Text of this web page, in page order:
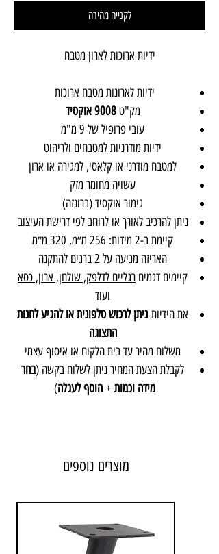
לקנייה מהירה
ידיות ארוכות לארון מטבח
ידיות לארונות מטבח ארוכות
מק"ט9008 אוקסיד
עובי פרופיל של 9 מ"מ
ידיות מודרניות למטבחים ולריהוט
למטבח מודרני או קלאסי, למגירה או ארון
עשויה מחומר מזק
גימור אוקסיד (ברונזה)
ניתן להרכיב לאורך או לרוחב לפי דרישת העיצוב
קיימת ב-2 מידות: 256 מ״מ, 320 מ״מ
האריזה מגיעה על 2 ברגים להתקנה
קיימים דגמים רגליים לדלפק, שולחן, ארון, כסא
ועוד
את הידיות ניתן לרכוש טלפונית או להגיע לחנות
התצוגה
משלוח מהיר עד בית הלקוח או איסוף עצמי
לקבלת הצעת המחיר ניתן לשלוח בקשה (בחר
מידה וכמות +הוסף לעגלה)
גימור: אוקסיד
יבואן: אבנר'ס קולקשיין בע״מ
מוצרים נוספים